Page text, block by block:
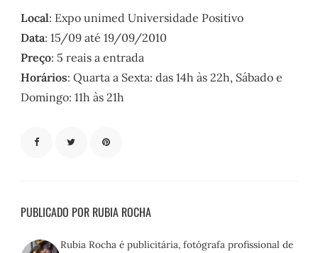
Local: Expo unimed Universidade Positivo
Data: 15/09 até 19/09/2010
Preço: 5 reais a entrada
Horários: Quarta a Sexta: das 14h às 22h, Sábado e
Domingo: 11h às 21h
PUBLICADO POR RUBIA ROCHA
Rubia Rocha é publicitária, fotógrafa profissional de